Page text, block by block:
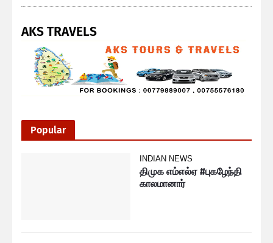
AKS TRAVELS
Popular
INDIAN NEWS
திமுக எம்எல்ஏ #புகழேந்தி
காலமானார்